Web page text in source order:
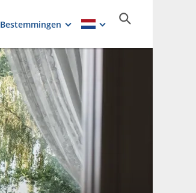
Bestemmingen